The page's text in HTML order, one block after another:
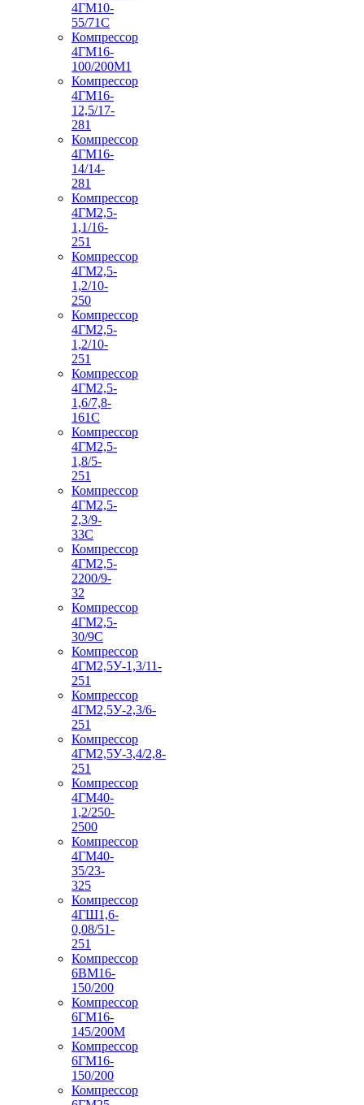
4ГМ10-
55/71С
Компрессор
4ГМ16-
100/200М1
Компрессор
4ГМ16-
12,5/17-
281
Компрессор
4ГМ16-
14/14-
281
Компрессор
4ГМ2,5-
1,1/16-
251
Компрессор
4ГМ2,5-
1,2/10-
250
Компрессор
4ГМ2,5-
1,2/10-
251
Компрессор
4ГМ2,5-
1,6/7,8-
161С
Компрессор
4ГМ2,5-
1,8/5-
251
Компрессор
4ГМ2,5-
2,3/9-
33С
Компрессор
4ГМ2,5-
2200/9-
32
Компрессор
4ГМ2,5-
30/9С
Компрессор
4ГМ2,5У-1,3/11-
251
Компрессор
4ГМ2,5У-2,3/6-
251
Компрессор
4ГМ2,5У-3,4/2,8-
251
Компрессор
4ГМ40-
1,2/250-
2500
Компрессор
4ГМ40-
35/23-
325
Компрессор
4ГШ1,6-
0,08/51-
251
Компрессор
6ВМ16-
150/200
Компрессор
6ГМ16-
145/200М
Компрессор
6ГМ16-
150/200
Компрессор